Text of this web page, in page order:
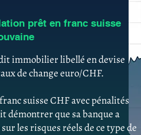
prêt en franc suisse
immobilier libellé en devise
de change euro/CHF.
suisse CHF avec pénalités
démontrer que sa banque a
les risques réels de ce type de